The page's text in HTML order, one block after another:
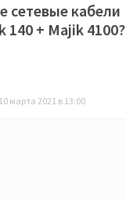
сетевые кабели
140 + Majik 4100?
10 марта 2021 в 13:00